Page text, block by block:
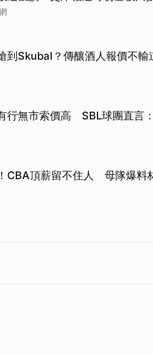
到Skubal？傳釀酒人報價不
行無市索價高 SBL球團直言
CBA頂薪留不住人 母隊爆料